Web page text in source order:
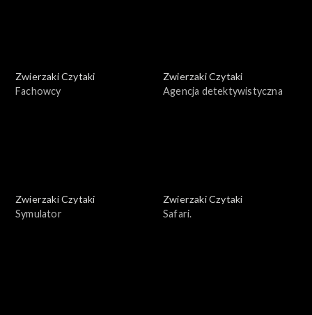
Zwierzaki Czytaki
Fachowcy
Zwierzaki Czytaki
Agencja detektywistyczna
Zwierzaki Czytaki
Symulator
Zwierzaki Czytaki
Safari.